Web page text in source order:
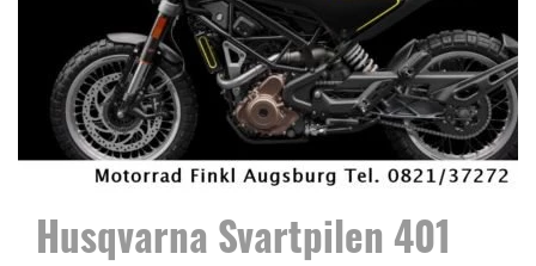
Husqvarna Svartpilen 401